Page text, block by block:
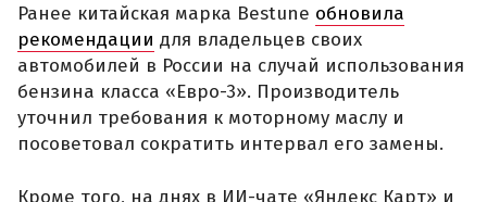
Ранее китайская марка Bestune обновила
рекомендации для владельцев своих
автомобилей в России на случай использования
бензина класса «Евро-3». Производитель
уточнил требования к моторному маслу и
посоветовал сократить интервал его замены.